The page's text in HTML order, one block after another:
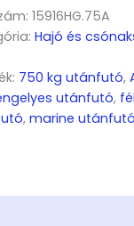
15916HG.75A
Hajó és
750 kg utánfutó,
utánfutó,
, marine utánfutó